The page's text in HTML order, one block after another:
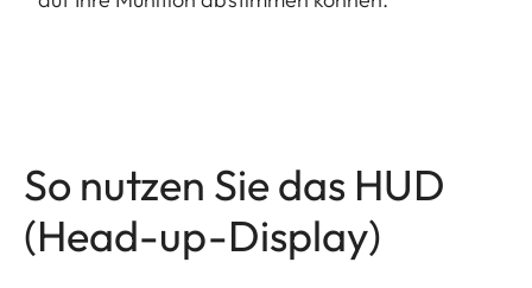
So nutzen Sie das HUD
(Head-up-Display)